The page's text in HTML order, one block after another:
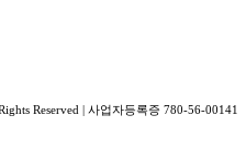
Reserved | 사업자등록증 780-56-00141